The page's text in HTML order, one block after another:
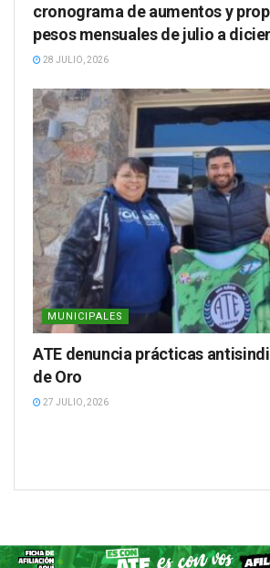
cronograma de aumentos y
pesos mensuales de julio a
28 JULIO, 2026
MUNICIPALES
ATE denuncia prácticas
de Oro
27 JULIO, 2026